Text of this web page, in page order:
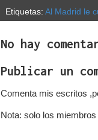
Etiquetas: Al Madrid le
No hay
Publicar un
Comenta mis escritos
Nota: solo los